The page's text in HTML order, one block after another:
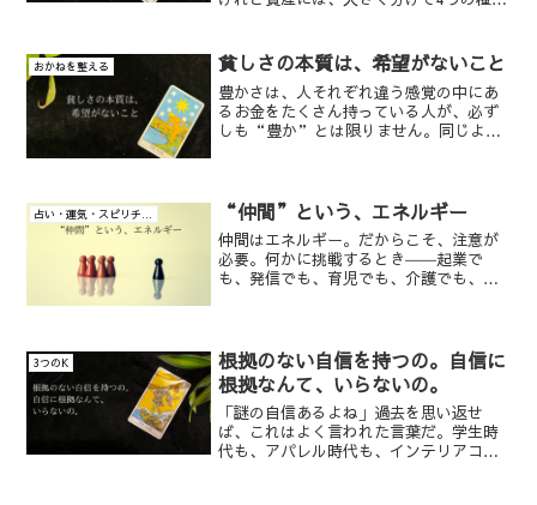
は有形資産。目に見え、触れることがで
きるもの。一方、情報は無...
おかねを整える 貧しさの本質は、希望がないこと
豊かさは、人それぞれ違う感覚の中にあ
るお金をたくさん持っている人が、必ず
しも“豊か”とは限りません。同じよう
覚が違うからです。たとえ...
“仲間”という、エネルギー
仲間はエネルギー。だからこそ、注意が
必要。何かに挑戦するとき――起業で
も、発信でも、育児でも、介護でも、
る。そんな経験、きっと誰にでも...
3つのK
根拠のない自信を持つの。自信に
根拠なんて、いらないの。
「謎の自信あるよね」過去を思い返せ
ば、これはよく言われた言葉だ。学生時
代も、アパレル時代も、インテリアコー